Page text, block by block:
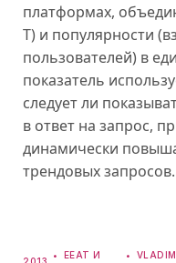
платформах,
T) и популярности
пользователей) в
показатель
следует ли
в ответ на запрос,
динамически
трендовых запросов.
EEAT И